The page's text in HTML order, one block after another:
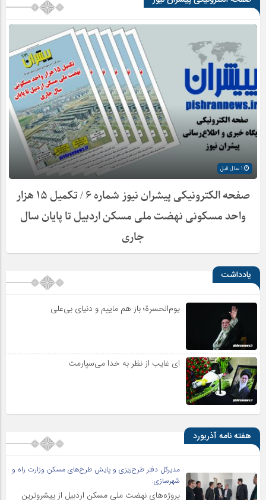
صفحه الکترونیکی پیشران نیوز شماره ۶ / تکمیل ۱۵ هزار
واحد مسکونی نهضت ملی مسکن اردبیل تا پایان سال
جاری
یادداشت
یوم‌الحسرة؛ باز هم ماییم و دنیای بی‌علی
ای غایب از نظر به خدا می‌سپارمت
هفته نامه آذریورد
مدیرکل دفتر طرح‌ریزی و پایش طرح‌های مسکن وزارت راه و
شهرسازی:
پروژه‌های نهضت ملی مسکن اردبیل از پیشروترین